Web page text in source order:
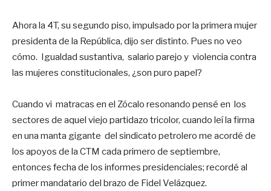
Ahora la 4T, su segundo piso, impulsado por la primera mujer
presidenta de la República, dijo ser distinto. Pues no veo
cómo. Igualdad sustantiva, salario parejo y violencia contra
las mujeres constitucionales, ¿son puro papel?
Cuando vi matracas en el Zócalo resonando pensé en los
sectores de aquel viejo partidazo tricolor, cuando leí la firma
en una manta gigante del sindicato petrolero me acordé de
los apoyos de la CTM cada primero de septiembre,
entonces fecha de los informes presidenciales; recordé al
primer mandatario del brazo de Fidel Velázquez.